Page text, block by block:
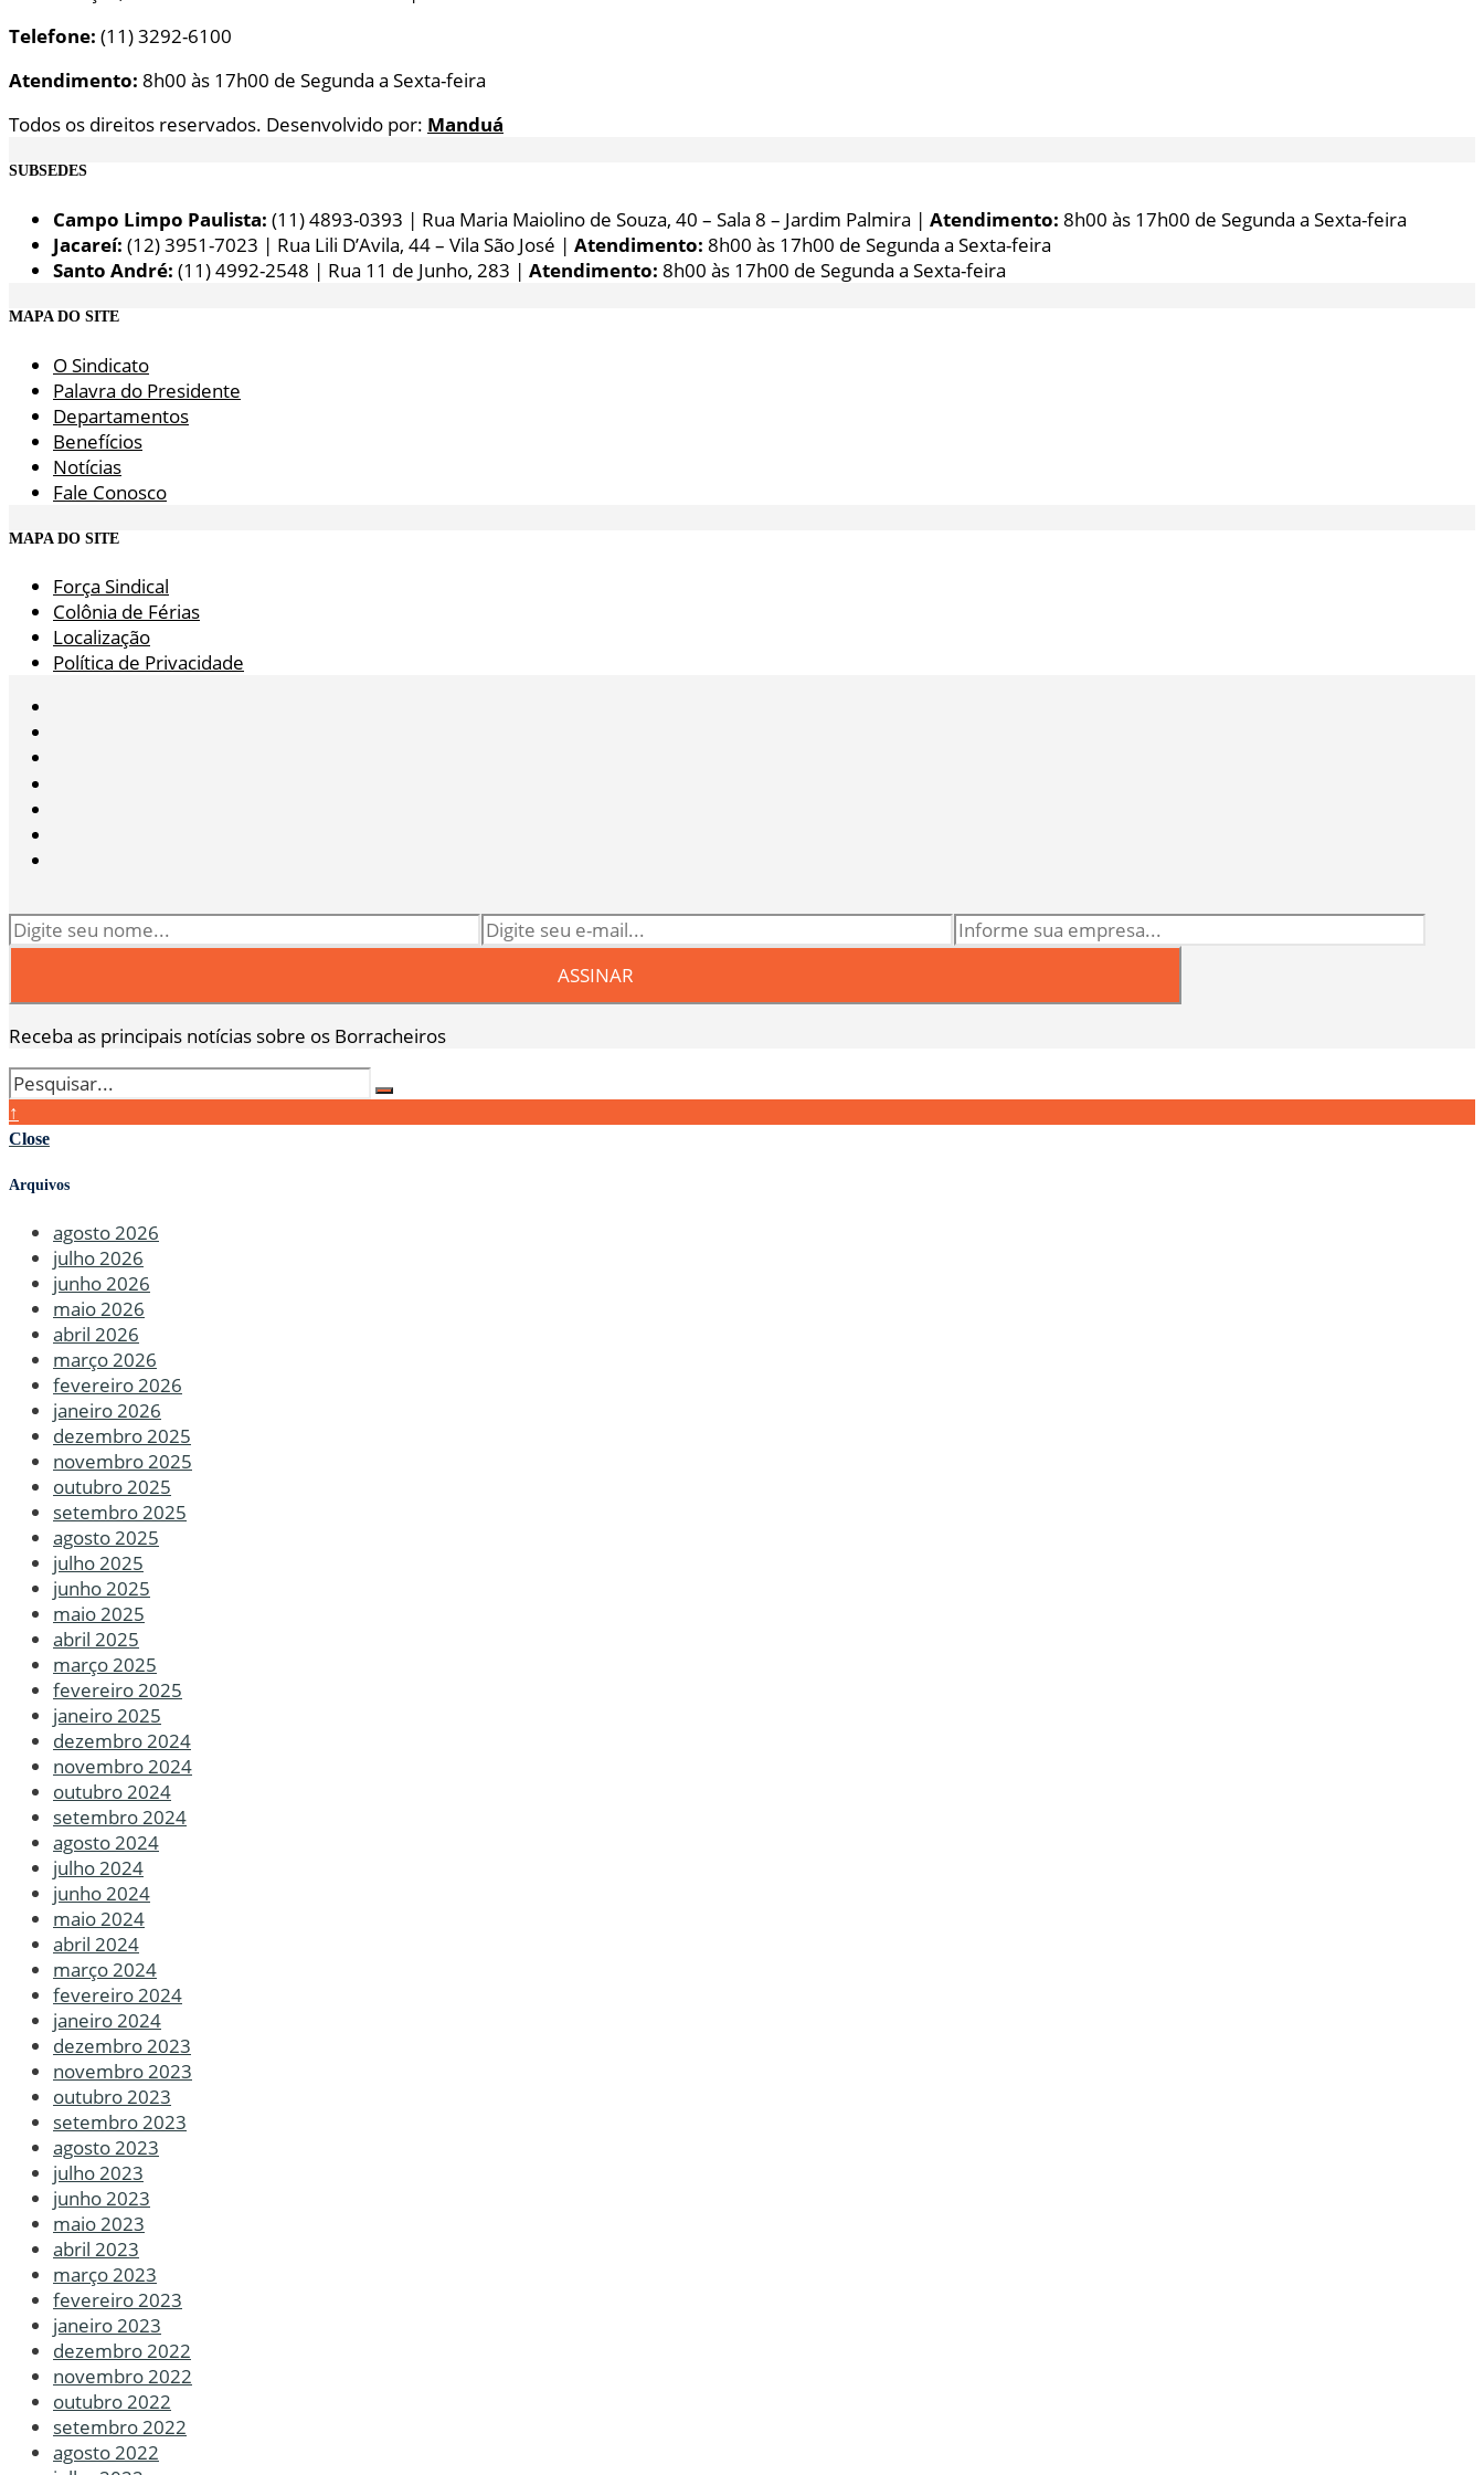
Telefone: (11) 3292-6100
Atendimento: 8h00 às 17h00 de Segunda a Sexta-feira
Todos os direitos reservados. Desenvolvido por: Manduá
SUBSEDES
Campo Limpo Paulista: (11) 4893-0393 | Rua Maria Maiolino de Souza, 40 – Sala 8 – Jardim Palmira | Atendimento: 8h00 às 17h00 de Segunda a Sexta-feira
Jacareí: (12) 3951-7023 | Rua Lili D’Avila, 44 – Vila São José | Atendimento: 8h00 às 17h00 de Segunda a Sexta-feira
Santo André: (11) 4992-2548 | Rua 11 de Junho, 283 | Atendimento: 8h00 às 17h00 de Segunda a Sexta-feira
MAPA DO SITE
O Sindicato
Palavra do Presidente
Departamentos
Benefícios
Notícias
Fale Conosco
MAPA DO SITE
Força Sindical
Colônia de Férias
Localização
Política de Privacidade
Receba as principais notícias sobre os Borracheiros
↑
Close
Arquivos
agosto 2026
julho 2026
junho 2026
maio 2026
abril 2026
março 2026
fevereiro 2026
janeiro 2026
dezembro 2025
novembro 2025
outubro 2025
setembro 2025
agosto 2025
julho 2025
junho 2025
maio 2025
abril 2025
março 2025
fevereiro 2025
janeiro 2025
dezembro 2024
novembro 2024
outubro 2024
setembro 2024
agosto 2024
julho 2024
junho 2024
maio 2024
abril 2024
março 2024
fevereiro 2024
janeiro 2024
dezembro 2023
novembro 2023
outubro 2023
setembro 2023
agosto 2023
julho 2023
junho 2023
maio 2023
abril 2023
março 2023
fevereiro 2023
janeiro 2023
dezembro 2022
novembro 2022
outubro 2022
setembro 2022
agosto 2022